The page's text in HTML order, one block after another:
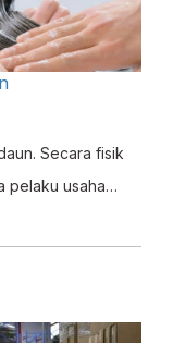
Secara fisik
pelaku usaha
ke bentuk